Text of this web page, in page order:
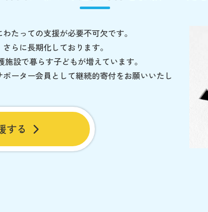
たっての支援が必要不可欠です。
らに長期化しております。
設で暮らす子どもが増えています。
ーター会員として継続的寄付をお願いいたし
する